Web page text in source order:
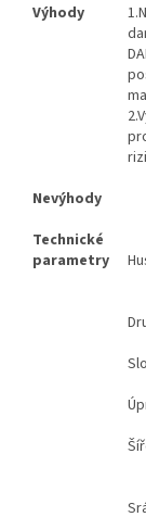
Výhody
Nevýhody
Technické
parametry